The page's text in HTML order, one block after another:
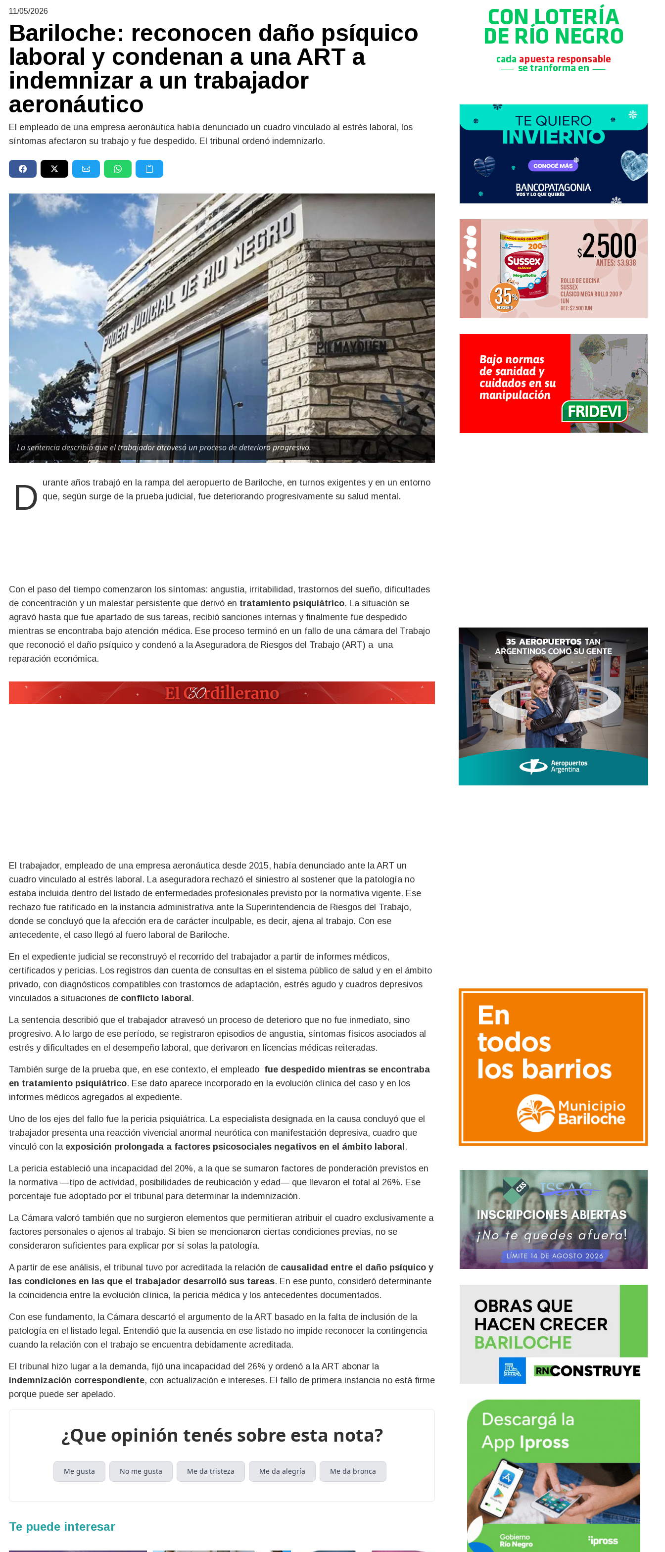
11/05/2026
Bariloche: reconocen daño psíquico
laboral y condenan a una ART a
indemnizar a un trabajador
aeronáutico
El empleado de una empresa aeronáutica había denunciado un cuadro vinculado al estrés laboral, los
síntomas afectaron su trabajo y fue despedido. El tribunal ordenó indemnizarlo.
La sentencia describió que el trabajador atravesó un proceso de deterioro progresivo.
Durante años trabajó en la rampa del aeropuerto de Bariloche, en turnos exigentes y en un entorno que, según surge de la prueba judicial, fue deteriorando progresivamente su salud mental.
Con el paso del tiempo comenzaron los síntomas: angustia, irritabilidad, trastornos del sueño, dificultades
de concentración y un malestar persistente que derivó en tratamiento psiquiátrico. La situación se
agravó hasta que fue apartado de sus tareas, recibió sanciones internas y finalmente fue despedido
mientras se encontraba bajo atención médica. Ese proceso terminó en un fallo de una cámara del Trabajo
que reconoció el daño psíquico y condenó a la Aseguradora de Riesgos del Trabajo (ART) a una
reparación económica.
El trabajador, empleado de una empresa aeronáutica desde 2015, había denunciado ante la ART un
cuadro vinculado al estrés laboral. La aseguradora rechazó el siniestro al sostener que la patología no
estaba incluida dentro del listado de enfermedades profesionales previsto por la normativa vigente. Ese
rechazo fue ratificado en la instancia administrativa ante la Superintendencia de Riesgos del Trabajo,
donde se concluyó que la afección era de carácter inculpable, es decir, ajena al trabajo. Con ese
antecedente, el caso llegó al fuero laboral de Bariloche.
En el expediente judicial se reconstruyó el recorrido del trabajador a partir de informes médicos,
certificados y pericias. Los registros dan cuenta de consultas en el sistema público de salud y en el ámbito
privado, con diagnósticos compatibles con trastornos de adaptación, estrés agudo y cuadros depresivos
vinculados a situaciones de conflicto laboral.
La sentencia describió que el trabajador atravesó un proceso de deterioro que no fue inmediato, sino
progresivo. A lo largo de ese período, se registraron episodios de angustia, síntomas físicos asociados al
estrés y dificultades en el desempeño laboral, que derivaron en licencias médicas reiteradas.
También surge de la prueba que, en ese contexto, el empleado fue despedido mientras se encontraba
en tratamiento psiquiátrico. Ese dato aparece incorporado en la evolución clínica del caso y en los
informes médicos agregados al expediente.
Uno de los ejes del fallo fue la pericia psiquiátrica. La especialista designada en la causa concluyó que el
trabajador presenta una reacción vivencial anormal neurótica con manifestación depresiva, cuadro que
vinculó con la exposición prolongada a factores psicosociales negativos en el ámbito laboral.
La pericia estableció una incapacidad del 20%, a la que se sumaron factores de ponderación previstos en
la normativa —tipo de actividad, posibilidades de reubicación y edad— que llevaron el total al 26%. Ese
porcentaje fue adoptado por el tribunal para determinar la indemnización.
La Cámara valoró también que no surgieron elementos que permitieran atribuir el cuadro exclusivamente a
factores personales o ajenos al trabajo. Si bien se mencionaron ciertas condiciones previas, no se
consideraron suficientes para explicar por sí solas la patología.
A partir de ese análisis, el tribunal tuvo por acreditada la relación de causalidad entre el daño psíquico y
las condiciones en las que el trabajador desarrolló sus tareas. En ese punto, consideró determinante
la coincidencia entre la evolución clínica, la pericia médica y los antecedentes documentados.
Con ese fundamento, la Cámara descartó el argumento de la ART basado en la falta de inclusión de la
patología en el listado legal. Entendió que la ausencia en ese listado no impide reconocer la contingencia
cuando la relación con el trabajo se encuentra debidamente acreditada.
El tribunal hizo lugar a la demanda, fijó una incapacidad del 26% y ordenó a la ART abonar la
indemnización correspondiente, con actualización e intereses. El fallo de primera instancia no está firme
porque puede ser apelado.
¿Que opinión tenés sobre esta nota?
Me gusta No me gusta Me da tristeza Me da alegría Me da bronca
Te puede interesar